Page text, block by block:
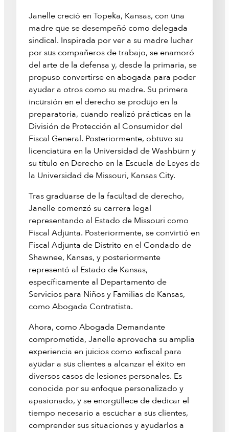
Janelle creció en Topeka, Kansas, con una
madre que se desempeñó como delegada
sindical. Inspirada por ver a su madre luchar
por sus compañeros de trabajo, se enamoró
del arte de la defensa y, desde la primaria, se
propuso convertirse en abogada para poder
ayudar a otros como su madre. Su primera
incursión en el derecho se produjo en la
preparatoria, cuando realizó prácticas en la
División de Protección al Consumidor del
Fiscal General. Posteriormente, obtuvo su
licenciatura en la Universidad de Washburn y
su título en Derecho en la Escuela de Leyes de
la Universidad de Missouri, Kansas City.
Tras graduarse de la facultad de derecho,
Janelle comenzó su carrera legal
representando al Estado de Missouri como
Fiscal Adjunta. Posteriormente, se convirtió en
Fiscal Adjunta de Distrito en el Condado de
Shawnee, Kansas, y posteriormente
representó al Estado de Kansas,
específicamente al Departamento de
Servicios para Niños y Familias de Kansas,
como Abogada Contratista.
Ahora, como Abogada Demandante
comprometida, Janelle aprovecha su amplia
experiencia en juicios como exfiscal para
ayudar a sus clientes a alcanzar el éxito en
diversos casos de lesiones personales. Es
conocida por su enfoque personalizado y
apasionado, y se enorgullece de dedicar el
tiempo necesario a escuchar a sus clientes,
comprender sus situaciones y ayudarlos a